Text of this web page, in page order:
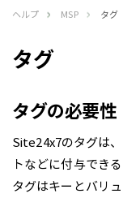
ヘルプ MSP タグ
タグ
タグの必要性
Site24x7のタグは
トなどに付与でき
タグはキーとバリ